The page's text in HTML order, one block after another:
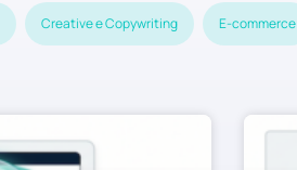
Creative e Copywriting E-commerce